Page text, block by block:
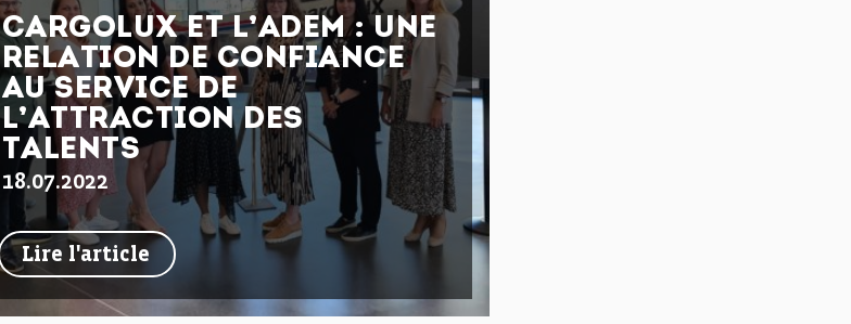
CARGOLUX ET L’ADEM : UNE
RELATION DE CONFIANCE
AU SERVICE DE
L’ATTRACTION DES
TALENTS
Lire l'article
18.07.2022